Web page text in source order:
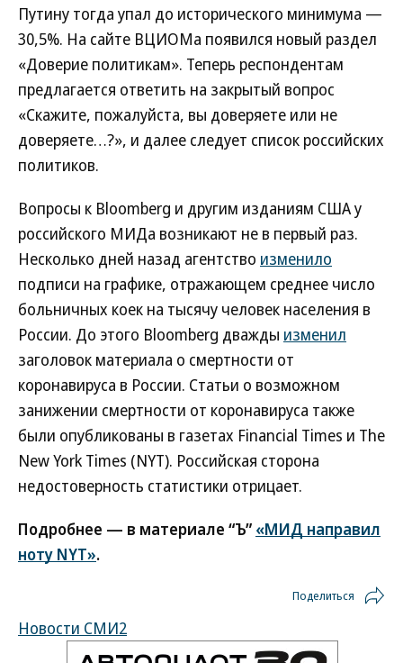
Путину тогда упал до исторического минимума —
30,5%. На сайте ВЦИОМа появился новый раздел
«Доверие политикам». Теперь респондентам
предлагается ответить на закрытый вопрос
«Скажите, пожалуйста, вы доверяете или не
доверяете…?», и далее следует список российских
политиков.
Вопросы к Bloomberg и другим изданиям США у
российского МИДа возникают не в первый раз.
Несколько дней назад агентство изменило
подписи на графике, отражающем среднее число
больничных коек на тысячу человек населения в
России. До этого Bloomberg дважды изменил
заголовок материала о смертности от
коронавируса в России. Статьи о возможном
занижении смертности от коронавируса также
были опубликованы в газетах Financial Times и The
New York Times (NYT). Российская сторона
недостоверность статистики отрицает.
Подробнее — в материале “Ъ” «МИД направил
ноту NYT».
Поделиться
Новости СМИ2